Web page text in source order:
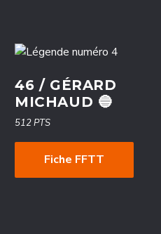
46 / GÉRARD
MICHAUD 🔵
512 PTS
Fiche FFTT